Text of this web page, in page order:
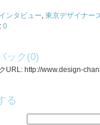
インタビュー, 東京デザイナー
0
ック(0)
URL: http://www.design-
る